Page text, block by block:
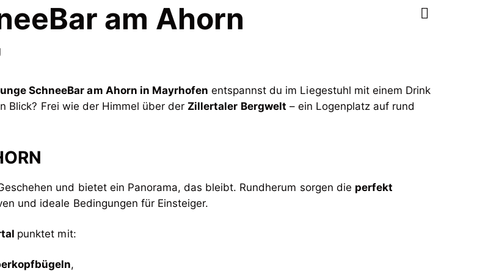
am Ahorn
SchneeBar am Ahorn in Mayrhofen entspannst du im Liegestuhl mit einem Drink
Blick? Frei wie der Himmel über der Zillertaler Bergwelt – ein Logenplatz auf rund
und bietet ein Panorama, das bleibt. Rundherum sorgen die perfekt
und ideale Bedingungen für Einsteiger.
punktet mit:
,